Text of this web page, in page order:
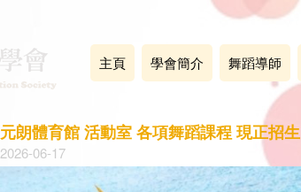
主頁 學會簡介 舞蹈導師
元朗體育館 活動室 各項舞蹈課程 現正招生
2026-06-17